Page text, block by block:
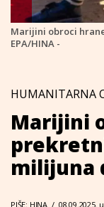
Marijini obroci
EPA/HINA -
HUMANITARNA
Marijini
milijuna
PIŠE: HINA / 08.09.2025.